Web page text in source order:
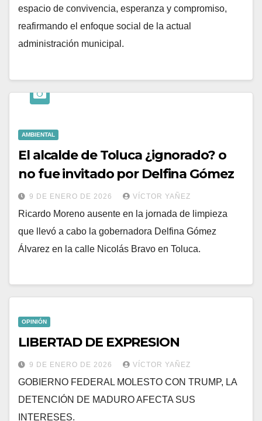
espacio de convivencia, esperanza y compromiso,
reafirmando el enfoque social de la actual
administración municipal.
AMBIENTAL
El alcalde de Toluca ¿ignorado? o
no fue invitado por Delfina Gómez
9 DE ENERO DE 2026 VÍCTOR YAÑEZ
Ricardo Moreno ausente en la jornada de limpieza
que llevó a cabo la gobernadora Delfina Gómez
Álvarez en la calle Nicolás Bravo en Toluca.
OPINIÓN
LIBERTAD DE EXPRESION
9 DE ENERO DE 2026 VÍCTOR YAÑEZ
GOBIERNO FEDERAL MOLESTO CON TRUMP, LA
DETENCIÓN DE MADURO AFECTA SUS
INTERESES.